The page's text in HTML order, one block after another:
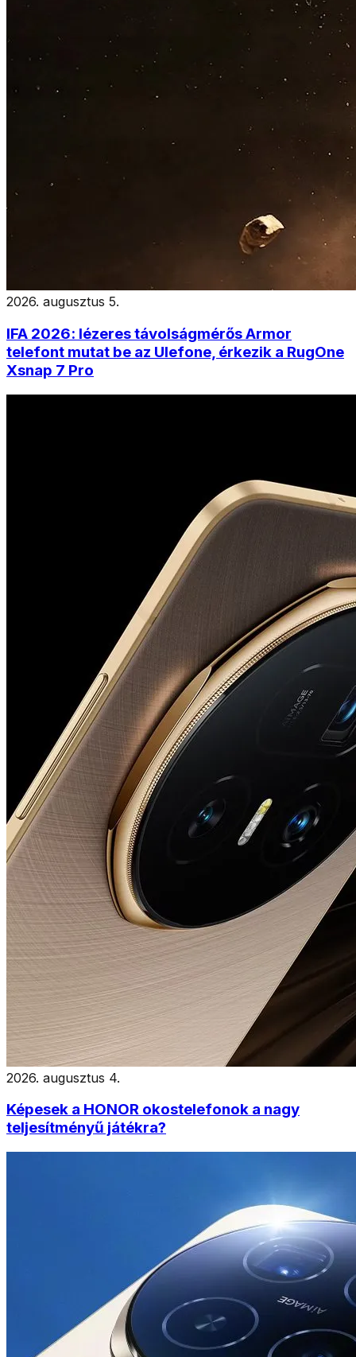
2026. augusztus 5.
IFA 2026: lézeres távolságmérős Armor
telefont mutat be az Ulefone, érkezik a RugOne
Xsnap 7 Pro
2026. augusztus 4.
Képesek a HONOR okostelefonok a nagy
teljesítményű játékra?